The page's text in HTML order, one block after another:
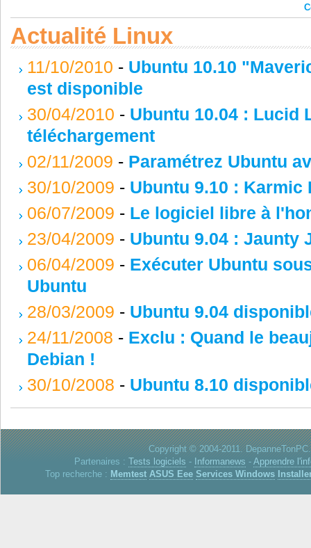
Actualité Linux
11/10/2010 - Ubuntu 10.10
est disponible
30/04/2010 - Ubuntu 10.04 : Lucid
téléchargement
02/11/2009 - Paramétrez Ubuntu
30/10/2009 - Ubuntu 9.10 :
06/07/2009 - Le logiciel libre à
23/04/2009 - Ubuntu 9.04 : Jaunty
06/04/2009 - Exécuter Ubuntu
Ubuntu
28/03/2009 - Ubuntu 9.04
24/11/2008 - Exclu : Quand le
Debian !
30/10/2008 - Ubuntu 8.10
Copyright © 2004-2011.
Partenaires : Tests logiciels - Informanews - Apprendre
Top recherche : Memtest ASUS Eee Services Windows